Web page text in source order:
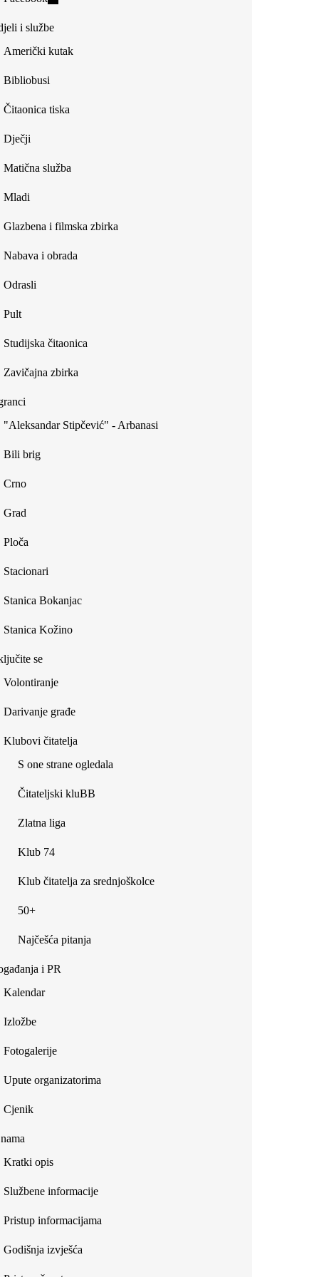
external)
external)
i službe
Američki kutak
Bibliobusi
Čitaonica tiska
Dječji
Matična služba
Mladi
Glazbena i filmska zbirka
Nabava i obrada
Odrasli
Pult
Studijska čitaonica
Zavičajna zbirka
"Aleksandar Stipčević" - Arbanasi
Bili brig
Crno
Grad
Ploča
Stacionari
Stanica Bokanjac
Stanica Kožino
se
Volontiranje
Darivanje građe
Klubovi čitatelja
S one strane ogledala
Čitateljski kluBB
Zlatna liga
Klub 74
Klub čitatelja za srednjoškolce
50+
Najčešća pitanja
i PR
Kalendar
Izložbe
Fotogalerije
Upute organizatorima
Cjenik
Kratki opis
Službene informacije
Pristup informacijama
Godišnja izvješća